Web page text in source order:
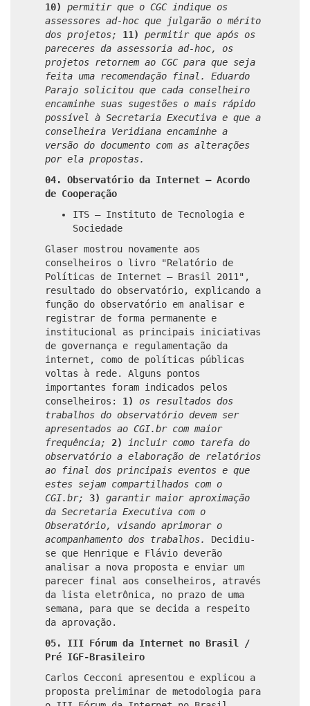
10)
permitir que o CGC indique os
assessores ad-hoc que julgarão o mérito
dos projetos; 11)
permitir que após os
pareceres da assessoria ad-hoc, os
projetos retornem ao CGC para que seja
feita uma recomendação final. Eduardo
Parajo solicitou que cada conselheiro
encaminhe suas sugestões o mais rápido
possível à Secretaria Executiva e que a
conselheira Veridiana encaminhe a
versão do documento com as alterações
por ela propostas.
04. Observatório da Internet – Acordo
de Cooperação
ITS – Instituto de Tecnologia e
Sociedade
Glaser mostrou novamente aos
conselheiros o livro "Relatório de
Políticas de Internet – Brasil 2011",
resultado do observatório, explicando a
função do observatório em analisar e
registrar de forma permanente e
institucional as principais iniciativas
de governança e regulamentação da
internet, como de políticas públicas
voltas à rede. Alguns pontos
importantes foram indicados pelos
conselheiros: 1)
os resultados dos
trabalhos do observatório devem ser
apresentados ao CGI.br com maior
frequência; 2)
incluir como tarefa do
observatório a elaboração de relatórios
ao final dos principais eventos e que
estes sejam compartilhados com o
CGI.br; 3)
garantir maior aproximação
da Secretaria Executiva com o
Obseratório, visando aprimorar o
acompanhamento dos trabalhos.
Decidiu-
se que Henrique e Flávio deverão
analisar a nova proposta e enviar um
parecer final aos conselheiros, através
da lista eletrônica, no prazo de uma
semana, para que se decida a respeito
da aprovação.
05. III Fórum da Internet no Brasil /
Pré IGF-Brasileiro
Carlos Cecconi apresentou e explicou a
proposta preliminar de metodologia para